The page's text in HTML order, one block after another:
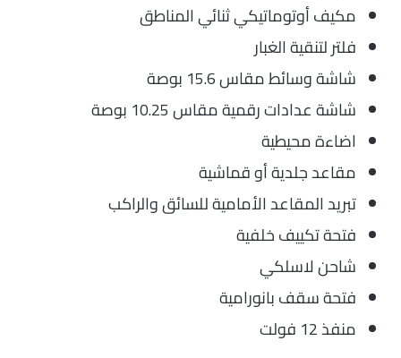
مكيف أوتوماتيكي ثنائي المناطق
فلتر لتنقية الغبار
شاشة وسائط مقاس 15.6 بوصة
شاشة عدادات رقمية مقاس 10.25 بوصة
اضاءة محيطية
مقاعد جلدية أو قماشية
تبريد المقاعد الأمامية للسائق والراكب
فتحة تكييف خلفية
شاحن لاسلكي
فتحة سقف بانورامية
منفذ 12 فولت